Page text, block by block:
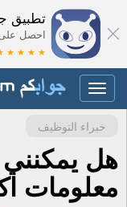
تطبيق
احصل على
★ ★ ★ ★
Toggle
navigation
خبراء التوظيف
هل
معلومات